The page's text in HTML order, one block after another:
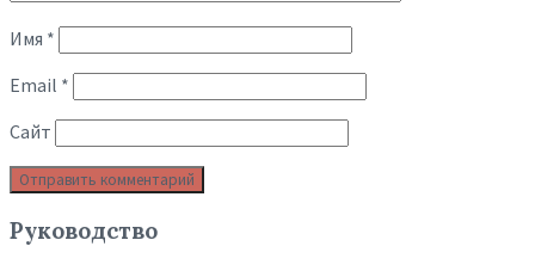
Имя *
Email *
Сайт
Руководство